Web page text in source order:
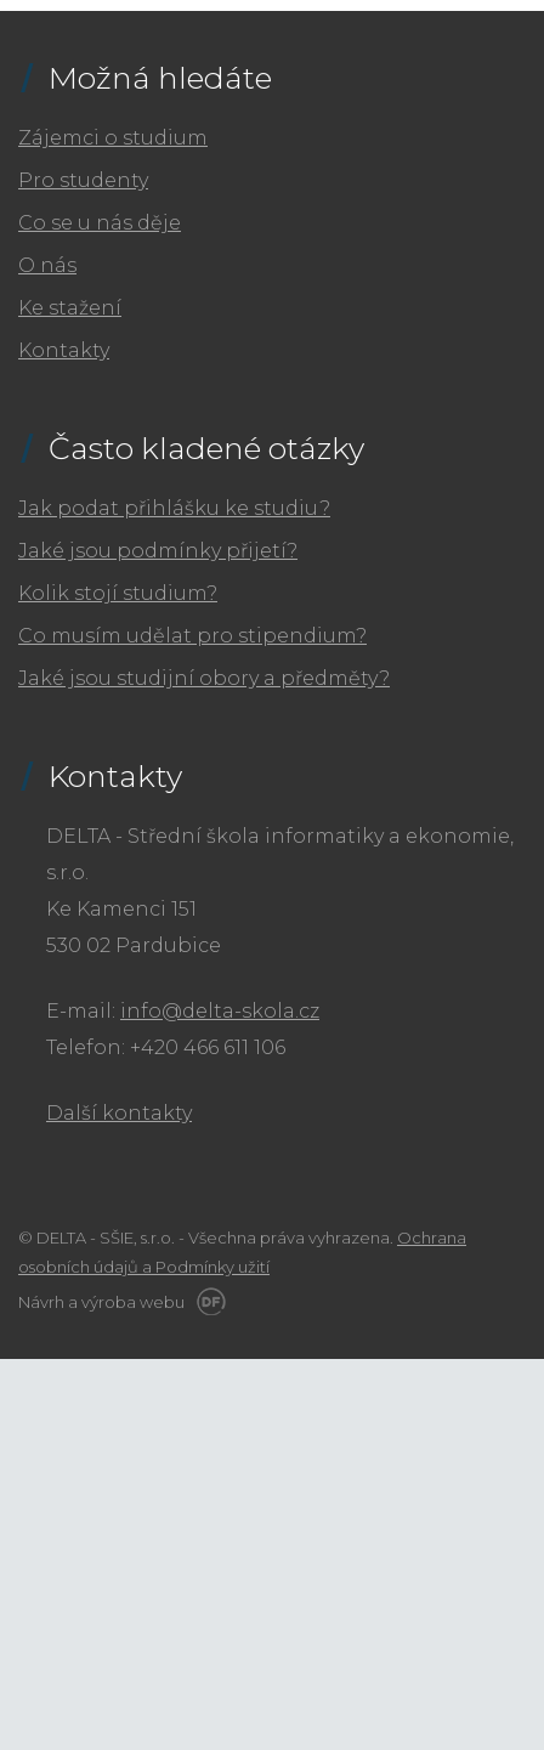
Možná hledáte
Zájemci o studium
Pro studenty
Co se u nás děje
O nás
Ke stažení
Kontakty
Často kladené otázky
Jak podat přihlášku ke studiu?
Jaké jsou podmínky přijetí?
Kolik stojí studium?
Co musím udělat pro stipendium?
Jaké jsou studijní obory a předměty?
Kontakty
DELTA - Střední škola informatiky a ekonomie,
s.r.o.
Ke Kamenci 151
530 02 Pardubice
E-mail: info@delta-skola.cz
Telefon: +420 466 611 106
Další kontakty
© DELTA - SŠIE, s.r.o. - Všechna práva vyhrazena. Ochrana
osobních údajů a Podmínky užití
Návrh a výroba webu